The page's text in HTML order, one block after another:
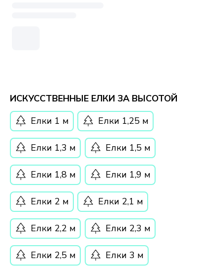
Елки 3 м
Елки 2,5 м
Елки 2,3 м
Елки 2,2 м
Елки 2,1 м
Елки 2 м
Елки 1,9 м
Елки 1,8 м
Елки 1,5 м
Елки 1,3 м
Елки 1,25 м
Елки 1 м
ИСКУССТВЕННЫЕ ЕЛКИ ЗА ВЫСОТОЙ